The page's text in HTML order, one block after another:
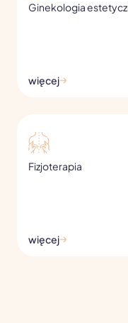
Ginekologia
więcej
Fizjoterapia
więcej